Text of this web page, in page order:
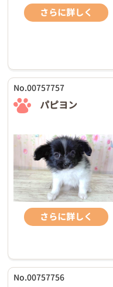
さらに詳しく
No.00757757
パピヨン
さらに詳しく
No.00757756